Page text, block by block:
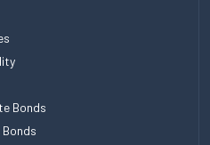
Bonds